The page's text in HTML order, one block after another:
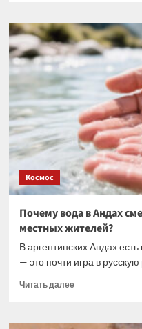
Философы
утверждают:
разум
может
существовать
в
телах,
совершенно
не
похожих
на
наши
Космос
Почему вода в Андах
местных жителей?
В аргентинских Андах
— это почти игра в русскую
Читать далееПрочитать
Почему